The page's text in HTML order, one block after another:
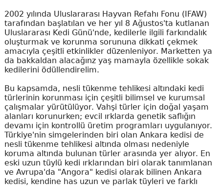
2002 yılında Uluslararası Hayvan Refahı Fonu (IFAW)
tarafından başlatılan ve her yıl 8 Ağustos'ta kutlanan
Uluslararası Kedi Günü'nde, kedilerle ilgili farkındalık
oluşturmak ve korunma sorununa dikkati çekmek
amacıyla çeşitli etkinlikler düzenleniyor. Marketten ya
da bakkaldan alacağınz yaş mamayla özellikle sokak
kedilerini ödüllendirelim.
Bu kapsamda, nesli tükenme tehlikesi altındaki kedi
türlerinin korunması için çeşitli bilimsel ve kurumsal
çalışmalar yürütülüyor. Vahşi türler için doğal yaşam
alanları korunurken; evcil ırklarda genetik saflığın
devamı için kontrollü üretim programları uygulanıyor.
Türkiye'nin simgelerinden biri olan Ankara kedisi de
nesli tükenme tehlikesi altında olması nedeniyle
koruma altında bulunan türler arasında yer alıyor. En
eski uzun tüylü kedi ırklarından biri olarak tanımlanan
ve Avrupa'da "Angora" kedisi olarak bilinen Ankara
kedisi, kendine has uzun ve parlak tüyleri ve farklı